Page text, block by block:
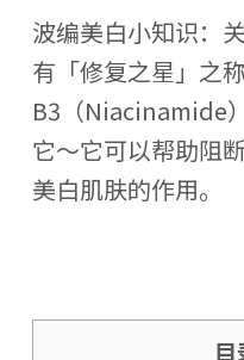
波编美白小知识：
有「修复之星」之
B3（Niacinamide
它～它可以帮助阻
美白肌肤的作用。
目